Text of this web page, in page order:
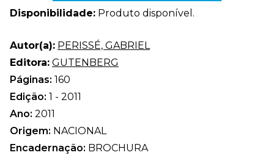
Disponibilidade: Produto disponível.
Autor(a): PERISSÉ, GABRIEL
Editora: GUTENBERG
Páginas: 160
Edição: 1 - 2011
Ano: 2011
Origem: NACIONAL
Encadernação: BROCHURA